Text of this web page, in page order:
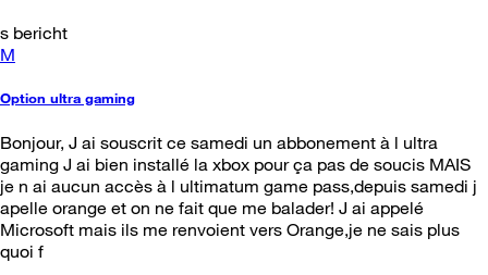
s bericht
M
Option ultra gaming
Bonjour, J ai souscrit ce samedi un abbonement à l ultra
gaming J ai bien installé la xbox pour ça pas de soucis MAIS
je n ai aucun accès à l ultimatum game pass,depuis samedi j
apelle orange et on ne fait que me balader! J ai appelé
Microsoft mais ils me renvoient vers Orange,je ne sais plus
quoi f